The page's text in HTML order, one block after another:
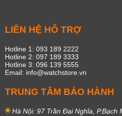
LIÊN HỆ HỖ TRỢ
Hotline 1: 093 189 2222
Hotline 2: 097 189 3333
Hotline 3: 096 139 5555
Email: info@watchstore.vn
TRUNG TÂM BẢO HÀNH
Hà Nội: 97 Trần Đại Nghĩa, P.Bạch